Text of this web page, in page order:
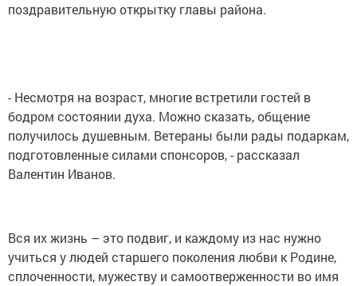
поздравительную открытку главы района.
- Несмотря на возраст, многие встретили гостей в
бодром состоянии духа. Можно сказать, общение
получилось душевным. Ветераны были рады подаркам,
подготовленные силами спонсоров, - рассказал
Валентин Иванов.
Вся их жизнь – это подвиг, и каждому из нас нужно
учиться у людей старшего поколения любви к Родине,
сплоченности, мужеству и самоотверженности во имя